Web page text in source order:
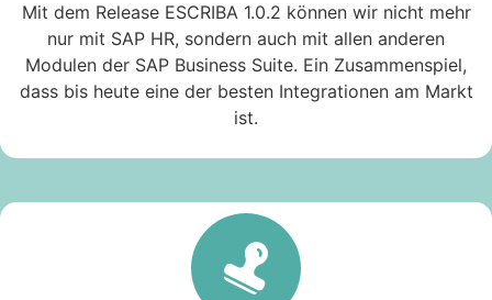
Mit dem Release ESCRIBA 1.0.2 können wir nicht mehr
nur mit SAP HR, sondern auch mit allen anderen
Modulen der SAP Business Suite. Ein Zusammenspiel,
dass bis heute eine der besten Integrationen am Markt
ist.